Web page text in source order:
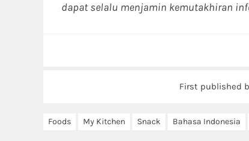
dapat selalu menjamin kemutakhiran
First published
Foods My Kitchen Snack Bahasa Indonesia